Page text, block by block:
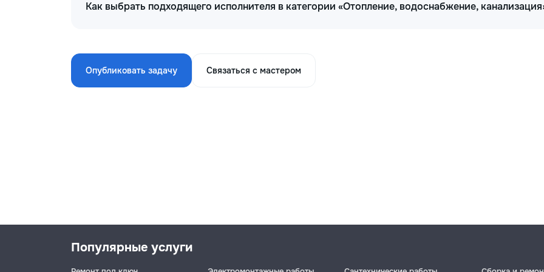
Как выбрать подходящего исполнителя в категории «Отопление, водоснабжение,
Опубликовать задачу Связаться с мастером
Популярные услуги